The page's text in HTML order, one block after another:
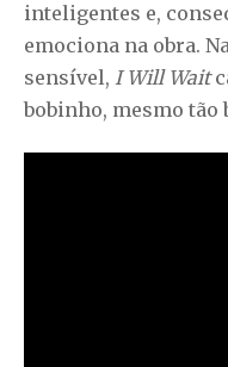
inteligentes e,
emociona na obra.
sensível, I Will Wait
bobinho, mesmo tão